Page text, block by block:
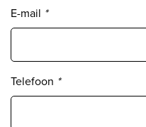
E-mail *
Telefoon *